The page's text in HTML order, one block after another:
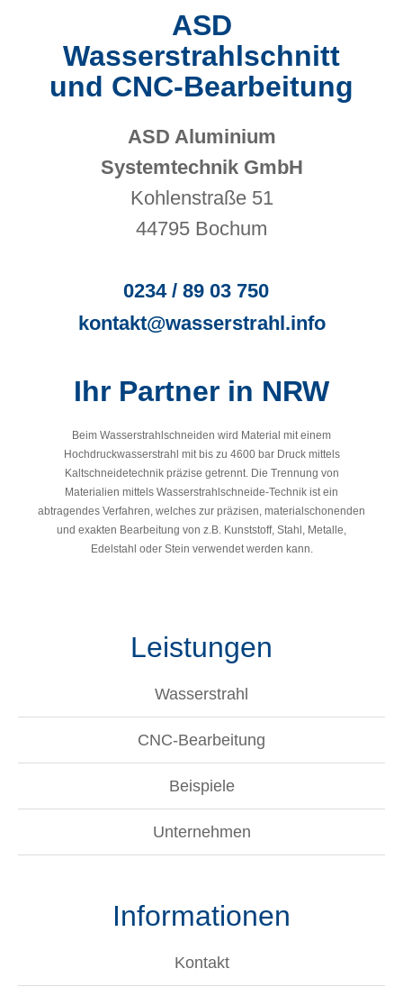
ASD
Wasserstrahlschnitt
und CNC-Bearbeitung
ASD Aluminium
Systemtechnik GmbH
Kohlenstraße 51
44795 Bochum
0234 / 89 03 750
kontakt@wasserstrahl.info
Ihr Partner in NRW
Beim Wasserstrahlschneiden wird Material mit einem
Hochdruckwasserstrahl mit bis zu 4600 bar Druck mittels
Kaltschneidetechnik präzise getrennt. Die Trennung von
Materialien mittels Wasserstrahlschneide-Technik ist ein
abtragendes Verfahren, welches zur präzisen, materialschonenden
und exakten Bearbeitung von z.B. Kunststoff, Stahl, Metalle,
Edelstahl oder Stein verwendet werden kann.
Leistungen
Wasserstrahl
CNC-Bearbeitung
Beispiele
Unternehmen
Informationen
Kontakt